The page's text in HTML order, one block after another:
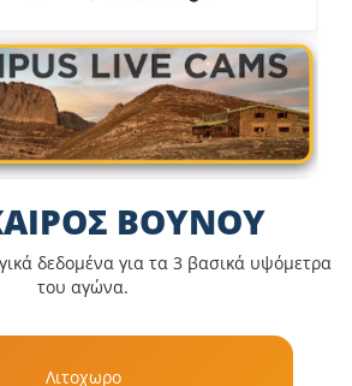
ΒΟΥΝΟΥ
δεδομένα για τα 3 βασικά υψόμετρα
του αγώνα.
Λιτοχωρο